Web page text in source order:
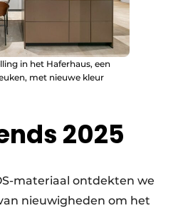
in het Haferhaus, een
met nieuwe kleur
2025
materiaal ontdekten we
nieuwigheden om het